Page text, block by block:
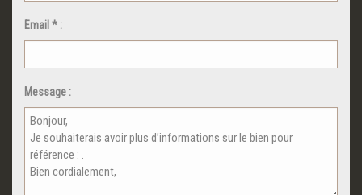
Email * :
Message :